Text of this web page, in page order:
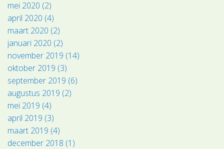
mei 2020 (2)
april 2020 (4)
maart 2020 (2)
januari 2020 (2)
november 2019 (14)
oktober 2019 (3)
september 2019 (6)
augustus 2019 (2)
mei 2019 (4)
april 2019 (3)
maart 2019 (4)
december 2018 (1)